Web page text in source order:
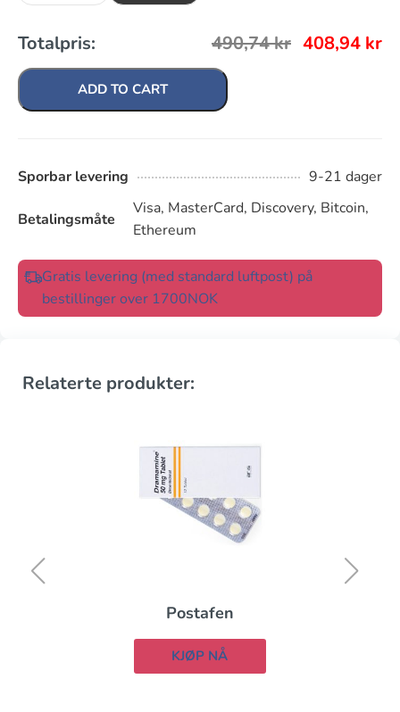
Totalpris: 490,74kr 408,94 kr
ADD TO CART
Sporbar levering 9-21 dager
Betalingsmåte
Visa, MasterCard, Discovery, Bitcoin,
Ethereum
Gratis levering (med standard luftpost) på
bestillinger over 1700NOK
Relaterte produkter:
Postafen
KJØP NÅ